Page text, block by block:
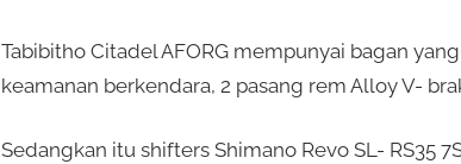
Tabibitho Citadel AFORG mempunyai bagan
keamanan berkendara, 2 pasang rem Alloy V-
Sedangkan itu shifters Shimano Revo SL- RS35